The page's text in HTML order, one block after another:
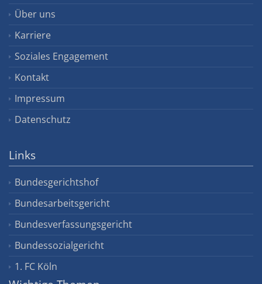
Über uns
Karriere
Soziales Engagement
Kontakt
Impressum
Datenschutz
Links
Bundesgerichtshof
Bundesarbeitsgericht
Bundesverfassungsgericht
Bundessozialgericht
1. FC Köln